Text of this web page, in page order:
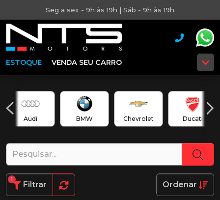
Seg a sex - 9h às 19h | Sáb - 9h às 19h
ESTOQUE VENDA SEU CARRO
Audi BMW Chevrolet Ducati
Filtrar
1
Ordenar